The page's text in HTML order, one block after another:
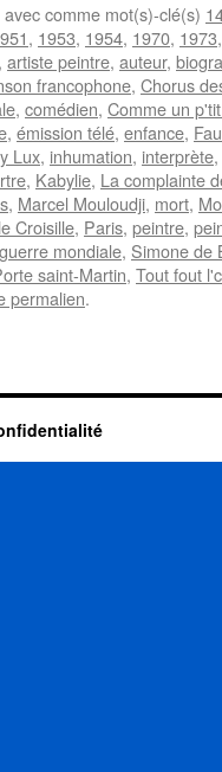
avec comme mot(s)-clé(s)
, 1953, 1954, 1970, 1973
, artiste peintre, auteur,
francophone, Chorus
, comédien, Comme un
, émission télé, enfance,
Lux, inhumation, interprète,
, Kabylie, La complainte
, Marcel Mouloudji, mort,
Croisille, Paris, peintre,
mondiale, Simone de
saint-Martin, Tout fout
permalien.